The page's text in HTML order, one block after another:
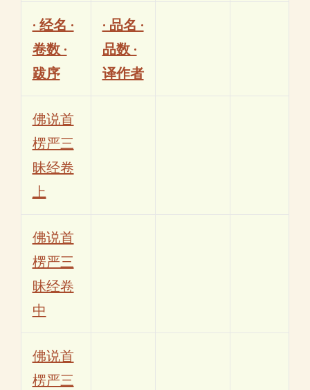
· 经名 ·
卷数 ·
跋序
· 品名 ·
品数 ·
译作者
佛说首
楞严三
昧经卷
上
佛说首
楞严三
昧经卷
中
佛说首
楞严三